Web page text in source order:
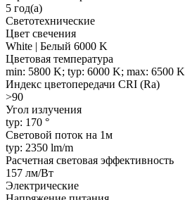
5 год(а)
Светотехнические
Цвет свечения
White | Белый 6000 K
Цветовая температура
min: 5800 K; typ: 6000 K; max: 6500 K
Индекс цветопередачи CRI (Ra)
>90
Угол излучения
typ: 170 °
Световой поток на 1м
typ: 2350 lm/m
Расчетная световая эффективность
157 лм/Вт
Электрические